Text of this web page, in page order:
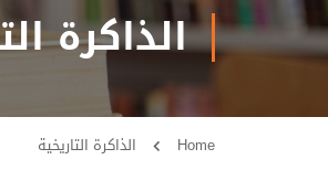
الذاكرة
Home الذاكرة التاريخية